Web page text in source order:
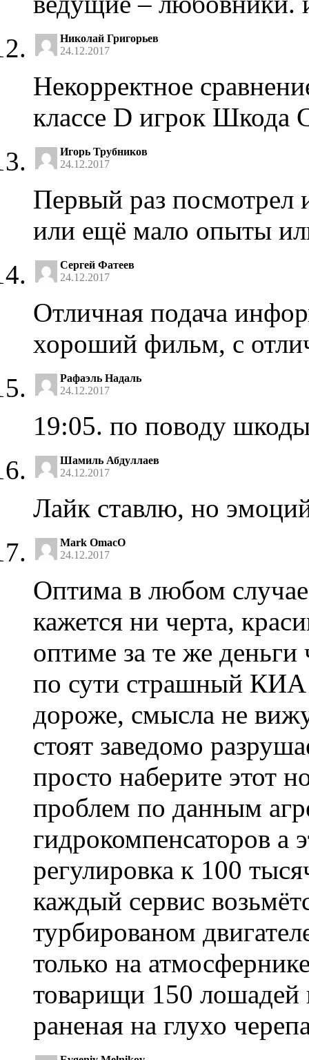
Николай Григорьев
24.12.2017
Некорректное
классе D игрок Шкода
Игорь Трубников
24.12.2017
Первый раз посмотрел
или ещё мало опыты
Сергей Фатеев
24.12.2017
Отличная подача
хороший фильм, с
Рафаэль Надаль
24.12.2017
19:05. по поводу
Шамиль Абдуллаев
24.12.2017
Лайк ставлю, но
Mark OmacO
24.12.2017
Оптима в любом случае
кажется ни черта,
оптиме за те же
по сути страшный КИА
дороже, смысла не
стоят заведомо
просто наберите этот
проблем по данным
гидрокомпенсаторов а
регулировка к 100
каждый сервис
турбированом
только на
товарищи 150 лошадей
раненая на глухо